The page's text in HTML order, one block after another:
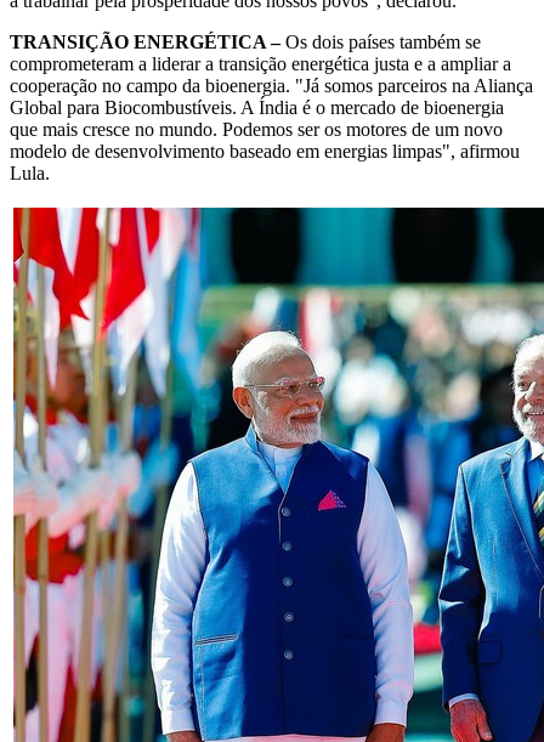
TRANSIÇÃO ENERGÉTICA –Os dois países também se
comprometeram a liderar a transição energética justa e a ampliar a
cooperação no campo da bioenergia. "Já somos parceiros na Aliança
Global para Biocombustíveis. A Índia é o mercado de bioenergia
que mais cresce no mundo. Podemos ser os motores de um novo
modelo de desenvolvimento baseado em energias limpas", afirmou
Lula.